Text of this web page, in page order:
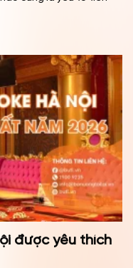
được yêu thích